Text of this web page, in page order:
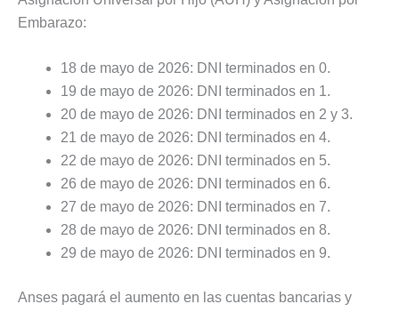
Embarazo:
18 de mayo de 2026: DNI terminados en 0.
19 de mayo de 2026: DNI terminados en 1.
20 de mayo de 2026: DNI terminados en 2 y 3.
21 de mayo de 2026: DNI terminados en 4.
22 de mayo de 2026: DNI terminados en 5.
26 de mayo de 2026: DNI terminados en 6.
27 de mayo de 2026: DNI terminados en 7.
28 de mayo de 2026: DNI terminados en 8.
29 de mayo de 2026: DNI terminados en 9.
Anses pagará el aumento en las cuentas bancarias y